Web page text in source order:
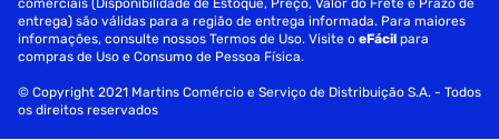
comerciais (Disponibilidade de Estoque, Preço, Valor do Frete e Prazo de
entrega) são válidas para a região de entrega informada. Para maiores
informações, consulte nossos Termos de Uso. Visite oeFácil para
compras de Uso e Consumo de Pessoa Física.
© Copyright 2021 Martins Comércio e Serviço de Distribuição S.A. - Todos
os direitos reservados